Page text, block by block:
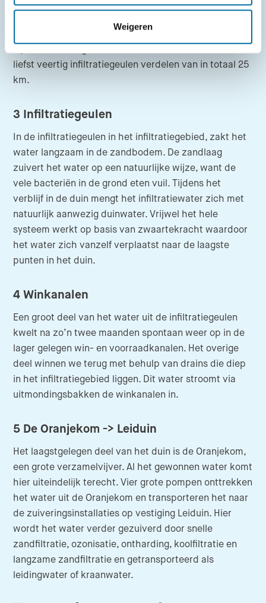
Weigeren
het water. Daarna stroomt het een ondergrondse buis
toevoerkanaal uit te stromen. In de toevoerkanalen
liefst veertig infiltratiegeulen verdelen van in totaal 25
km.
3 Infiltratiegeulen
In de infiltratiegeulen in het infiltratiegebied, zakt het
water langzaam in de zandbodem. De zandlaag
zuivert het water op een natuurlijke wijze, want de
vele bacteriën in de grond eten vuil. Tijdens het
verblijf in de duin mengt het infiltratiewater zich met
natuurlijk aanwezig duinwater. Vrijwel het hele
systeem werkt op basis van zwaartekracht waardoor
het water zich vanzelf verplaatst naar de laagste
punten in het duin.
4 Winkanalen
Een groot deel van het water uit de infiltratiegeulen
kwelt na zo’n twee maanden spontaan weer op in de
lager gelegen win- en voorraadkanalen. Het overige
deel winnen we terug met behulp van drains die diep
in het infiltratiegebied liggen. Dit water stroomt via
uitmondingsbakken de winkanalen in.
5 De Oranjekom -> Leiduin
Het laagstgelegen deel van het duin is de Oranjekom,
een grote verzamelvijver. Al het gewonnen water komt
hier uiteindelijk terecht. Vier grote pompen onttrekken
het water uit de Oranjekom en transporteren het naar
de zuiveringsinstallaties op vestiging Leiduin. Hier
wordt het water verder gezuiverd door snelle
zandfiltratie, ozonisatie, ontharding, koolfiltratie en
langzame zandfiltratie en getransporteerd als
leidingwater of kraanwater.